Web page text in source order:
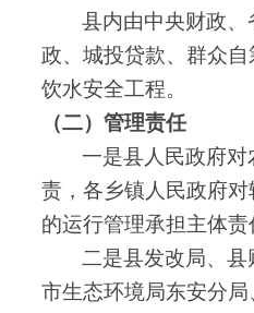
县内由中央财政
政、城投贷款、群众
饮水安全工程。
（二）管理责任
一是县人民政府对
责， 各乡镇人民政府
的运行管理承担主体责
二是县发改局、县
市生态环境局东安分